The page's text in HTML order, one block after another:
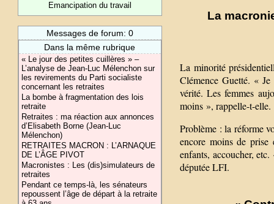
Emancipation du travail
Messages de forum: 0
Dans la même rubrique
« Le jour des petites cuillères » –
L’analyse de Jean-Luc Mélenchon sur
les revirements du Parti socialiste
concernant les retraites
La bombe à fragmentation des lois
retraite
Retraites : ma réaction aux annonces
d’Elisabeth Borne (Jean-Luc
Mélenchon)
RETRAITES MACRON : L’ARNAQUE
DE L’ÂGE PIVOT
Macronistes : Les (dis)simulateurs de
retraites
Pendant ce temps-là, les sénateurs
repoussent l’âge de départ à la retraite
La
La minorité
Clémence Guetté. «
vérité. Les femmes
moins », rappelle-t-elle.
Problème : la réforme
encore moins de prise
enfants, accoucher,
députée LFI.